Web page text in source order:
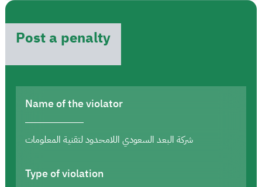
Post a penalty
Name of the violator
شركة البعد السعودي اللامحدود لتقنية المعلومات
Type of violation